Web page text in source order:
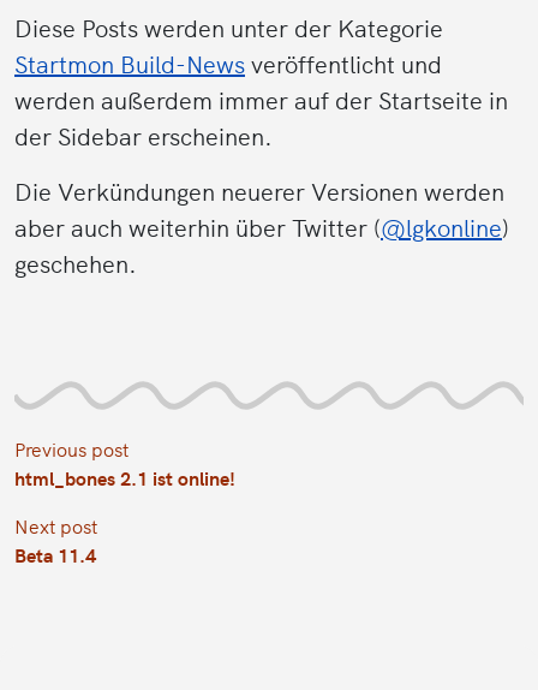
Diese Posts werden unter der Kategorie
Startmon Build-Newsveröffentlicht und
werden außerdem immer auf der Startseite in
der Sidebar erscheinen.
Die Verkündungen neuerer Versionen werden
aber auch weiterhin über Twitter (@lgkonline)
geschehen.
Previous post
html_bones 2.1 ist online!
Next post
Beta 11.4